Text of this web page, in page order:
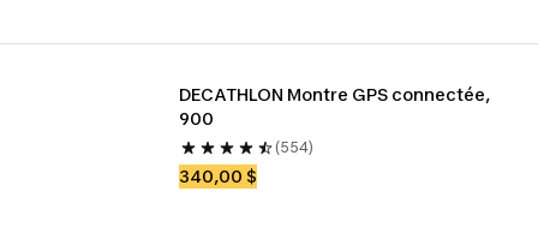
DECATHLON Montre GPS connectée,
900
(554)
340,00 $